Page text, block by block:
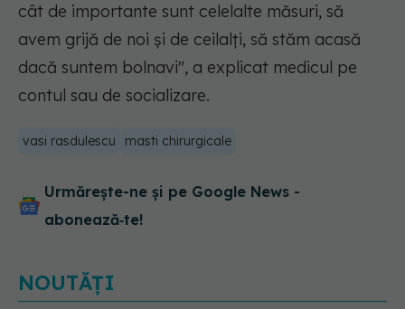
cât de importante sunt celelalte măsuri, să
avem grijă de noi și de ceilalți, să stăm acasă
dacă suntem bolnavi", a explicat medicul pe
contul sau de socializare.
vasi rasdulescu masti chirurgicale
Urmărește-ne și pe Google News -
abonează‑te!
NOUTĂȚI